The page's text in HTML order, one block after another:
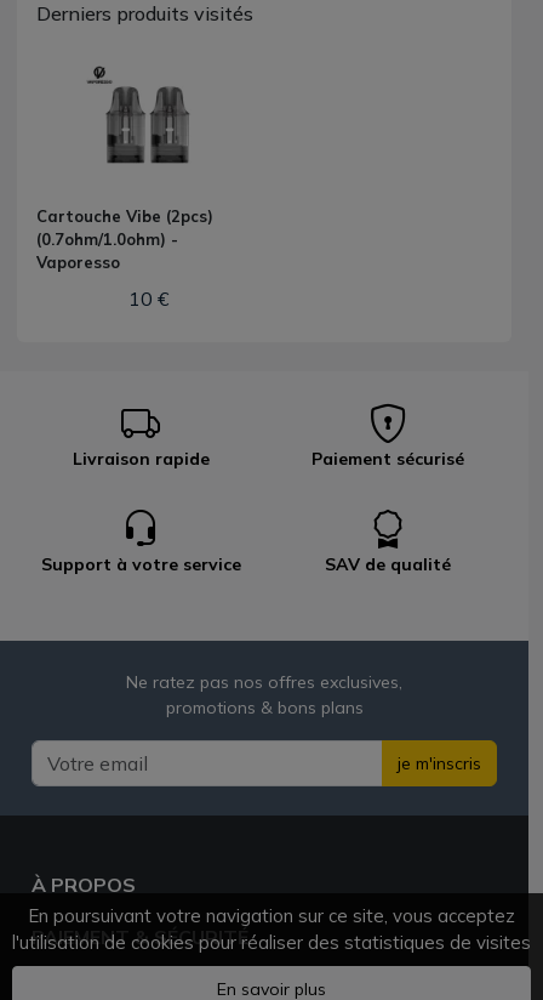
Derniers produits visités
Cartouche Vibe (2pcs)
(0.7ohm/1.0ohm) -
Vaporesso
10 €
Livraison rapide Paiement sécurisé
Support à votre service SAV de qualité
Ne ratez pas nos offres exclusives,
promotions & bons plans
je m'inscris
À PROPOS
PAIEMENT & SÉCURITÉ
En poursuivant votre navigation sur ce site, vous acceptez
l'utilisation de cookies pour réaliser des statistiques de visites
En savoir plus